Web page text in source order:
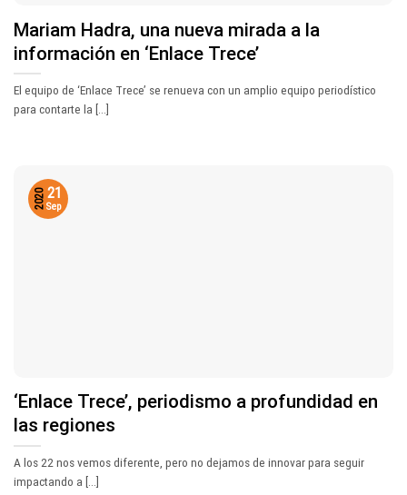
Mariam Hadra, una nueva mirada a la
información en ‘Enlace Trece’
El equipo de ‘Enlace Trece’ se renueva con un amplio equipo periodístico
para contarte la [...]
‘Enlace Trece’, periodismo a profundidad en
las regiones
A los 22 nos vemos diferente, pero no dejamos de innovar para seguir
impactando a [...]
21
Sep
2020